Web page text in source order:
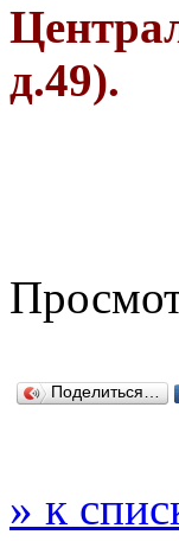
д.49).
Поделиться…
» к